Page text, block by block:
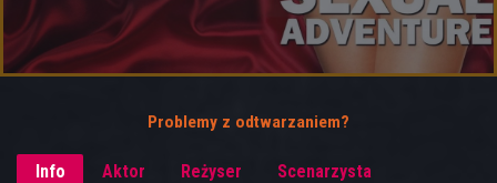
Problemy z odtwarzaniem?
Info Aktor Reżyser Scenarzysta